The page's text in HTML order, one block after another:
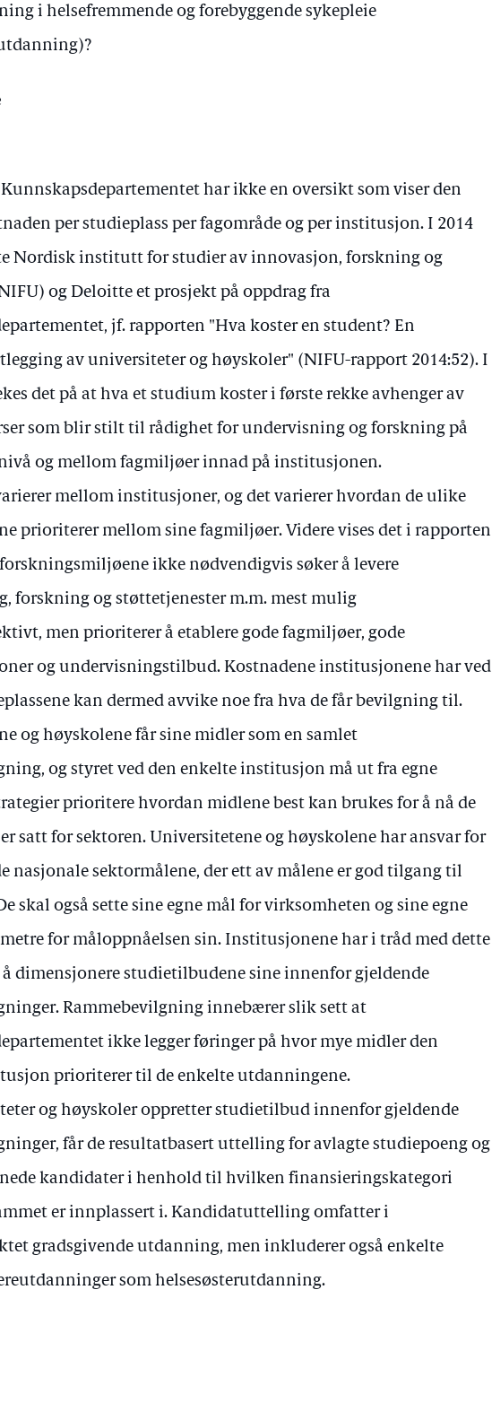
i helsefremmende og forebyggende sykepleie
har ikke en oversikt som viser den
per studieplass per fagområde og per institusjon. I 2014
Nordisk institutt for studier av innovasjon, forskning og
og Deloitte et prosjekt på oppdrag fra
jf. rapporten "Hva koster en student? En
av universiteter og høyskoler" (NIFU-rapport 2014:52). I
det på at hva et studium koster i første rekke avhenger av
som blir stilt til rådighet for undervisning og forskning på
og mellom fagmiljøer innad på institusjonen.
mellom institusjoner, og det varierer hvordan de ulike
prioriterer mellom sine fagmiljøer. Videre vises det i rapporten
ikke nødvendigvis søker å levere
forskning og støttetjenester m.m. mest mulig
men prioriterer å etablere gode fagmiljøer, gode
og undervisningstilbud. Kostnadene institusjonene har ved
kan dermed avvike noe fra hva de får bevilgning til.
og høyskolene får sine midler som en samlet
og styret ved den enkelte institusjon må ut fra egne
prioritere hvordan midlene best kan brukes for å nå de
satt for sektoren. Universitetene og høyskolene har ansvar for
nasjonale sektormålene, der ett av målene er god tilgang til
skal også sette sine egne mål for virksomheten og sine egne
for måloppnåelsen sin. Institusjonene har i tråd med dette
å dimensjonere studietilbudene sine innenfor gjeldende
Rammebevilgning innebærer slik sett at
ikke legger føringer på hvor mye midler den
prioriterer til de enkelte utdanningene.
og høyskoler oppretter studietilbud innenfor gjeldende
får de resultatbasert uttelling for avlagte studiepoeng og
kandidater i henhold til hvilken finansieringskategori
er innplassert i. Kandidatuttelling omfatter i
gradsgivende utdanning, men inkluderer også enkelte
som helsesøsterutdanning.